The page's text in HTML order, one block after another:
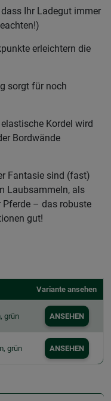
Ihr Ladegut immer
erleichtern die
sorgt für noch
elastische Kordel wird
Bordwände
Fantasie sind (fast)
Laubsammeln, als
Pferde – das robuste
gut!
Variante ansehen
grün ANSEHEN
grün ANSEHEN